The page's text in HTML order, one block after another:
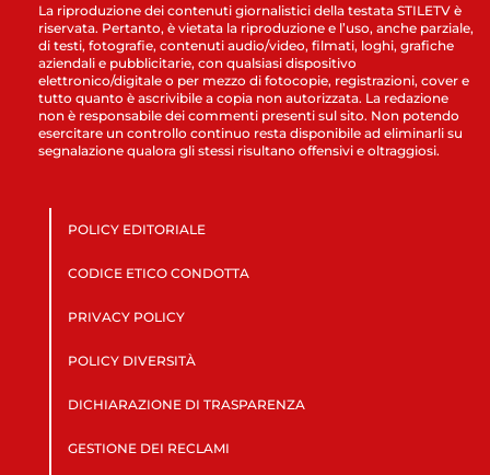
La riproduzione dei contenuti giornalistici della testata STILETV è
riservata. Pertanto, è vietata la riproduzione e l’uso, anche parziale,
di testi, fotografie, contenuti audio/video, filmati, loghi, grafiche
aziendali e pubblicitarie, con qualsiasi dispositivo
elettronico/digitale o per mezzo di fotocopie, registrazioni, cover e
tutto quanto è ascrivibile a copia non autorizzata. La redazione
non è responsabile dei commenti presenti sul sito. Non potendo
esercitare un controllo continuo resta disponibile ad eliminarli su
segnalazione qualora gli stessi risultano offensivi e oltraggiosi.
POLICY EDITORIALE
CODICE ETICO CONDOTTA
PRIVACY POLICY
POLICY DIVERSITÀ
DICHIARAZIONE DI TRASPARENZA
GESTIONE DEI RECLAMI